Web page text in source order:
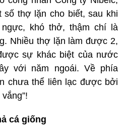
số thợ lặn cho biết, sau khi
khó thở, thậm chí là
Nhiều thợ lặn làm được 2,
sự khác biệt của nước
với năm ngoái. Về phía
chưa thể liên lạc được bởi
cá giống